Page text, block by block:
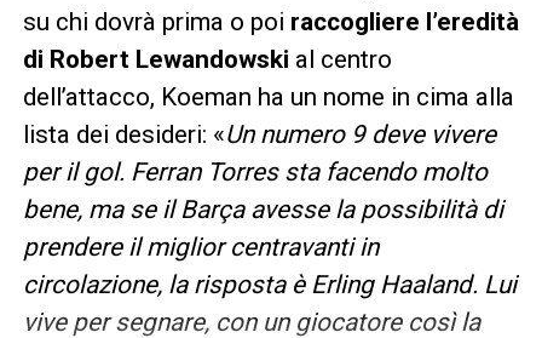
su chi dovrà prima o poi raccogliere l’eredità
di Robert Lewandowski al centro
dell’attacco, Koeman ha un nome in cima alla
lista dei desideri: «Un numero 9 deve vivere
per il gol. Ferran Torres sta facendo molto
bene, ma se il Barça avesse la possibilità di
prendere il miglior centravanti in
circolazione, la risposta è Erling Haaland. Lui
vive per segnare, con un giocatore così la